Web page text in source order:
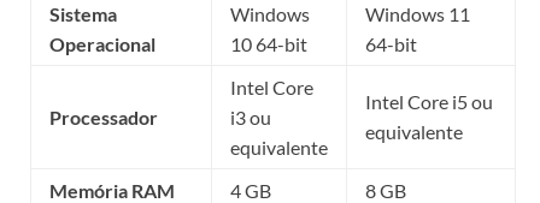
Sistema
Operacional
Windows
10 64-bit
Windows 11
64-bit
Processador
Intel Core
i3 ou
equivalente
Intel Core i5 ou
equivalente
Memória RAM 4 GB 8 GB